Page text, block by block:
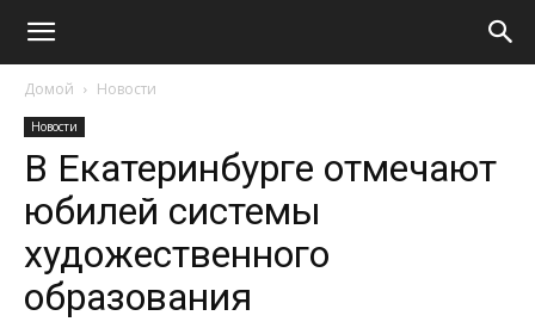
Домой Новости
Новости
В Екатеринбурге отмечают
юбилей системы
художественного
образования